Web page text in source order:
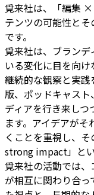
覓来社は、 「編集
テンツの可能性とそ
です。
覓来社は、 ブラン
いる変化に目を向
継続的な観察と実践
版、ポッドキャス
ディアを行き来し
ます。アイデアが
くことを重視し、そ
strong impact」 と
覓来社の活動では、
が相互に関わり合っ